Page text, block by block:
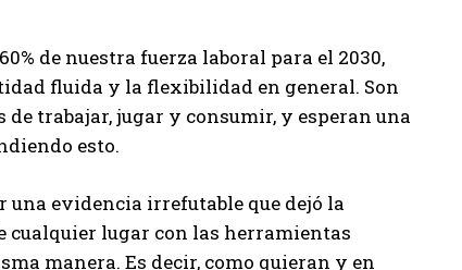
de nuestra fuerza laboral para el 2030,
fluida y la flexibilidad en general. Son
trabajar, jugar y consumir, y esperan una
esto.
una evidencia irrefutable que dejó la
cualquier lugar con las herramientas
manera. Es decir, como quieran y en